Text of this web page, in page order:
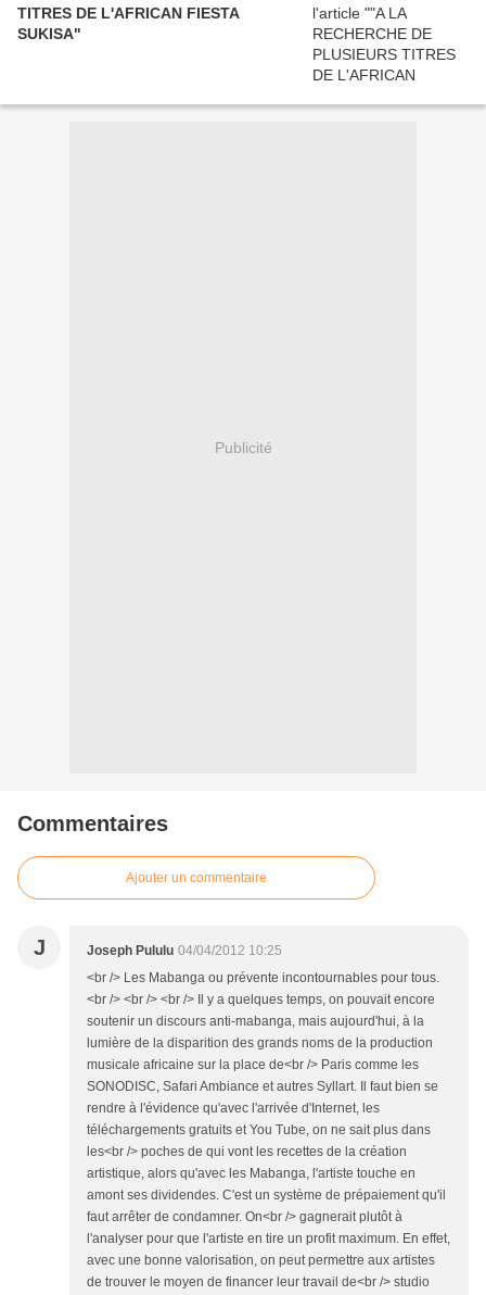
TITRES DE L'AFRICAN FIESTA
SUKISA"
Publicité
Commentaires
Ajouter un commentaire
J Joseph Pululu 04/04/2012 10:25
<br /> Les Mabanga ou prévente incontournables pour tous.
<br /> <br /> <br /> Il y a quelques temps, on pouvait encore
soutenir un discours anti-mabanga, mais aujourd'hui, à la
lumière de la disparition des grands noms de la production
musicale africaine sur la place de<br /> Paris comme les
SONODISC, Safari Ambiance et autres Syllart. Il faut bien se
rendre à l'évidence qu'avec l'arrivée d'Internet, les
téléchargements gratuits et You Tube, on ne sait plus dans
les<br /> poches de qui vont les recettes de la création
artistique, alors qu'avec les Mabanga, l'artiste touche en
amont ses dividendes. C'est un système de prépaiement qu'il
faut arrêter de condamner. On<br /> gagnerait plutôt à
l'analyser pour que l'artiste en tire un profit maximum. En effet,
avec une bonne valorisation, on peut permettre aux artistes
de trouver le moyen de financer leur travail de<br /> studio